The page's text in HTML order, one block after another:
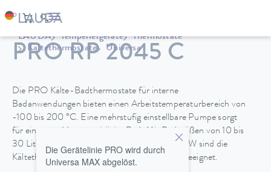
LAUDA Temperiergeräte
Thermostate
Kältethermostate
Universa
PRO RP 2045 C
Die PRO Kälte-Badthermostate für interne
Badanwendungen bieten einen Arbeitstemperaturbereich von
-100 bis 200 °C. Eine mehrstufig einstellbare Pumpe sorgt
für eine gute Homogenität im Bad. Mit Badgrößen von 10 bis
30 Litern und Kälteleistungen von 0,4 bis 1,5 kW sind die
Kältethermostat für vielfältige Anwendungen geeignet.
Die Gerätelinie PRO wird durch
Universa MAX abgelöst.